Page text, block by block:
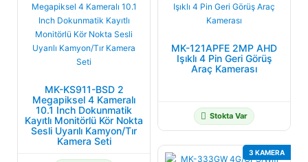
MK-KS911-BSD 2
Megapiksel 4 Kameralı
10.1 Inch Dokunmatik
Kayıtlı Monitörlü Kör Nokta
Sesli Uyarılı Kamyon/Tır
Kamera Seti
MK-121APFE 2MP AHD
Işıklı 4 Pin Geri Görüş
Araç Kamerası
Stokta Var
3 KAMERA